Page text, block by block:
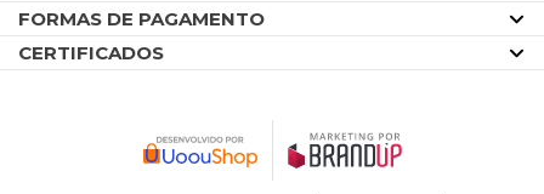
FORMAS DE PAGAMENTO
CERTIFICADOS